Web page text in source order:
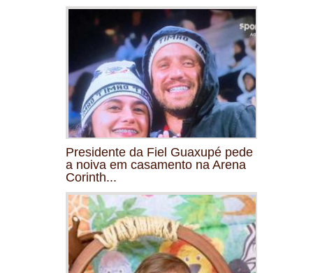
Presidente da Fiel Guaxupé pede
a noiva em casamento na Arena
Corinth...